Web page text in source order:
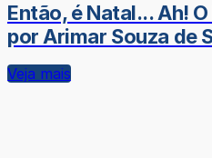
Então, é Natal... Ah!
por Arimar Souza de
Veja mais